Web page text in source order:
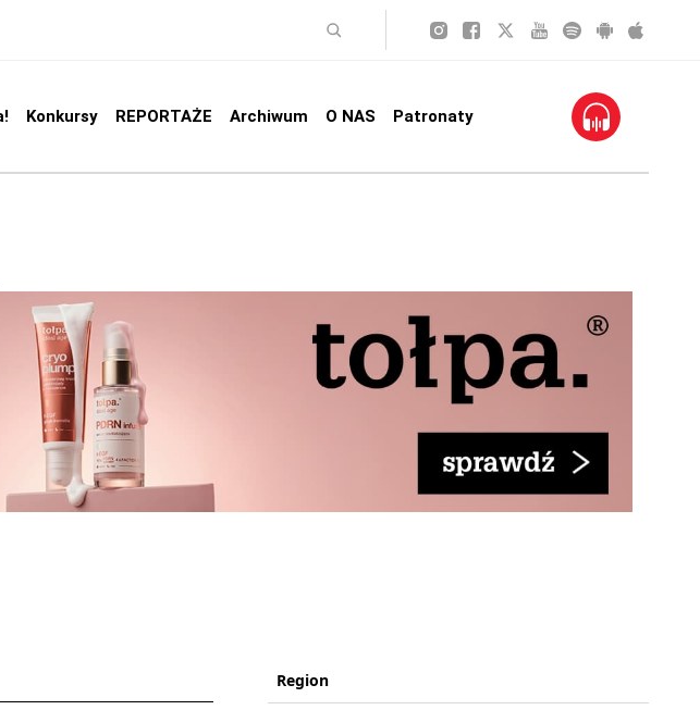
Konkursy REPORTAŻE Archiwum O NAS Patronaty
Region